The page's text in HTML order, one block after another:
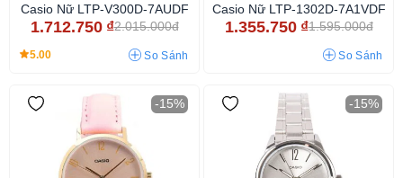
Casio Nữ LTP-V300D-7AUDF
1.712.750 ₫2.015.000đ
5.00 So Sánh
Casio Nữ LTP-1302D-7A1VDF
1.355.750 ₫1.595.000đ
So Sánh
-15% -15%